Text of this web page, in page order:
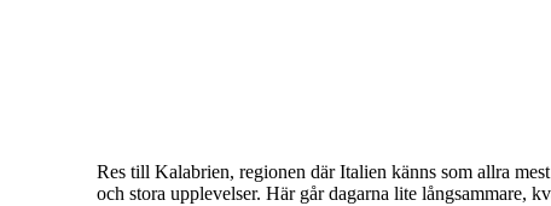
Res till Kalabrien, regionen där Italien känns som allra
och stora upplevelser. Här går dagarna lite långsammare,